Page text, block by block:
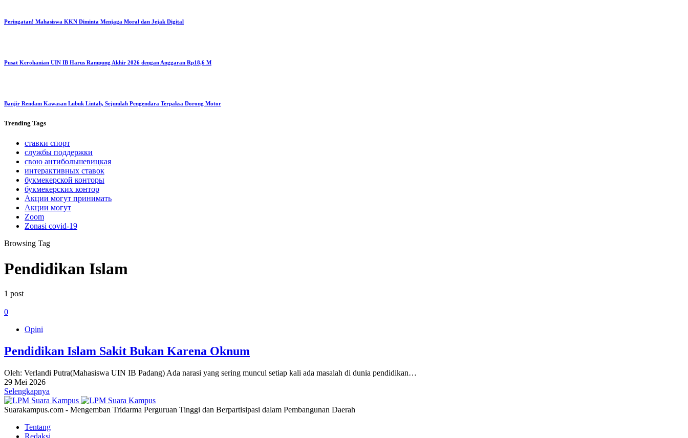
Peringatan! Mahasiswa KKN Diminta Menjaga Moral dan Jejak Digital
Pusat Kerohanian UIN IB Harus Rampung Akhir 2026 dengan Anggaran Rp18,6 M
Banjir Rendam Kawasan Lubuk Lintah, Sejumlah Pengendara Terpaksa Dorong Motor
Trending Tags
ставки спорт
службы поддержки
свою антибольшевицкая
интерактивных ставок
букмекерской конторы
букмекерских контор
Акции могут принимать
Акции могут
Zoom
Zonasi covid-19
Browsing Tag
Pendidikan Islam
1 post
0
Opini
Pendidikan Islam Sakit Bukan Karena Oknum
Oleh: Verlandi Putra(Mahasiswa UIN IB Padang) Ada narasi yang sering muncul setiap kali ada masalah di dunia pendidikan…
29 Mei 2026
Selengkapnya
Suarakampus.com - Mengemban Tridarma Perguruan Tinggi dan Berpartisipasi dalam Pembangunan Daerah
Tentang
Redaksi